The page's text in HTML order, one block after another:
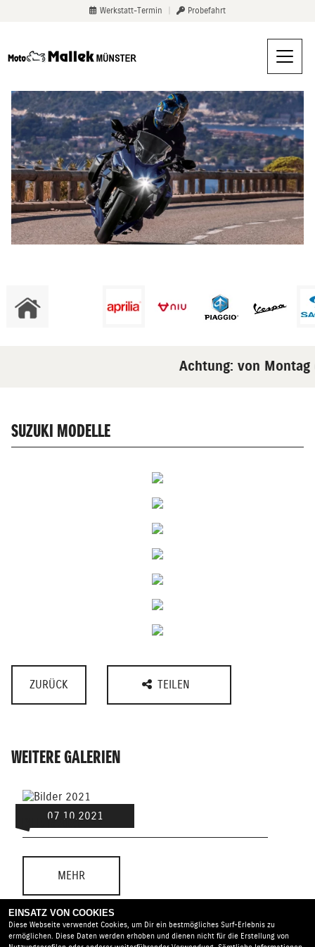
Werkstatt-Termin Probefahrt
Achtung: von Montag
SUZUKI MODELLE
ZURÜCK TEILEN
WEITERE GALERIEN
07.10.2021
BILDER 2021
MEHR
EINSATZ VON COOKIES
Diese Webseite verwendet Cookies, um Dir ein bestmögliches Surf-Erlebnis zu
ermöglichen. Diese Daten werden erhoben und dienen nicht für die Erstellung von